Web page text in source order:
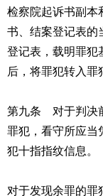
检察院起诉书副本
书、结案登记表的
登记表，载明罪犯
后，将罪犯转入罪
第九条 对于判决
罪犯，看守所应当
犯十指指纹信息。
对于发现余罪的罪